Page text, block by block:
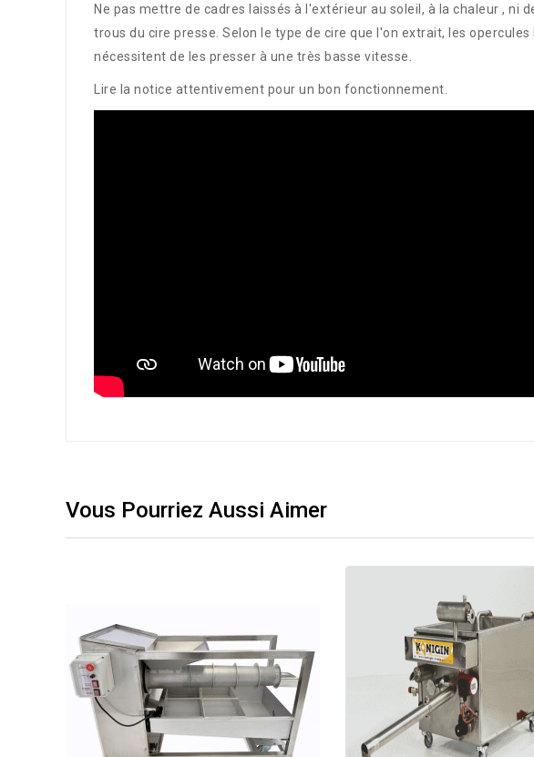
Ne pas mettre de cadres laissés à l'extérieur au soleil, à la chaleur ,
trous du cire presse. Selon le type de cire que l'on extrait, les
nécessitent de les presser à une très basse vitesse.
Lire la notice attentivement pour un bon fonctionnement.
Vous Pourriez Aussi Aimer